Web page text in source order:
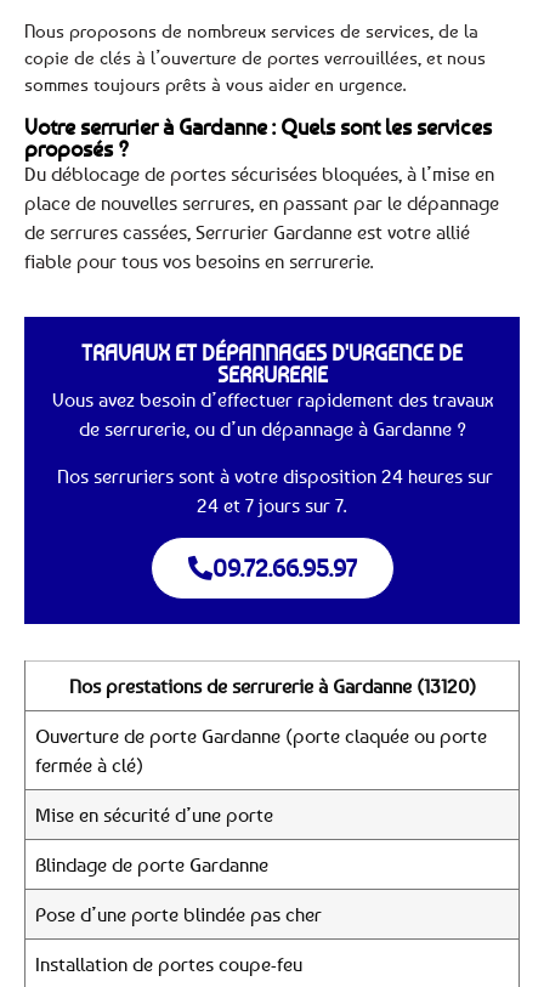
Nous proposons de nombreux services de services, de la
copie de clés à l’ouverture de portes verrouillées, et nous
sommes toujours prêts à vous aider en urgence.
Votre serrurier à Gardanne : Quels sont les services
proposés ?
Du déblocage de portes sécurisées bloquées, à l’mise en
place de nouvelles serrures, en passant par le dépannage
de serrures cassées, Serrurier Gardanne est votre allié
fiable pour tous vos besoins en serrurerie.
TRAVAUX ET DÉPANNAGES D'URGENCE DE
SERRURERIE
Vous avez besoin d’effectuer rapidement des travaux
de serrurerie, ou d’un dépannage à Gardanne ?
Nos serruriers sont à votre disposition 24 heures sur
24 et 7 jours sur 7.
09.72.66.95.97
Nos prestations de serrurerie à Gardanne (13120)
Ouverture de porte Gardanne (porte claquée ou porte
fermée à clé)
Mise en sécurité d’une porte
Blindage de porte Gardanne
Pose d’une porte blindée pas cher
Installation de portes coupe-feu